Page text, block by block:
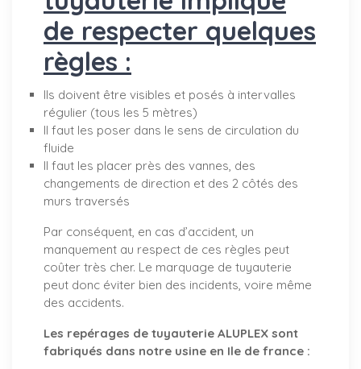
de respecter quelques
règles :
Ils doivent être visibles et posés à intervalles
régulier (tous les 5 mètres)
Il faut les poser dans le sens de circulation du
fluide
Il faut les placer près des vannes, des
changements de direction et des 2 côtés des
murs traversés
Par conséquent, en cas d’accident, un
manquement au respect de ces règles peut
coûter très cher. Le marquage de tuyauterie
peut donc éviter bien des incidents, voire même
des accidents.
Les repérages de tuyauterie ALUPLEX sont
fabriqués dans notre usine en Ile de france :